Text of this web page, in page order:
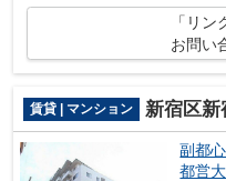
「リ
お問い
賃貸 | マンション 新宿区新
副都
都営